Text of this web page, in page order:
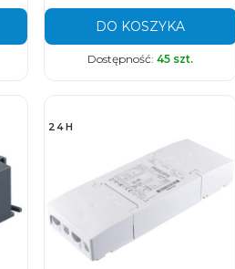
DO KOSZYKA
Dostępność:45 szt.
24H